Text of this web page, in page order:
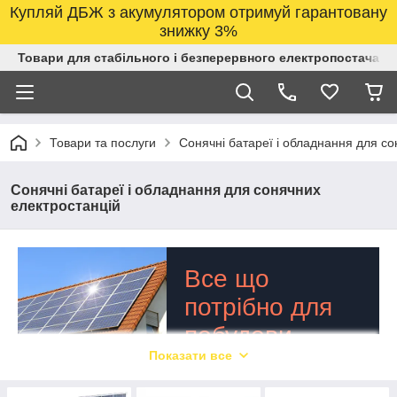
Купляй ДБЖ з акумулятором отримуй гарантовану
знижку 3%
Товари для стабільного і безперервного
Товари та послуги Сонячні батареї і обладнання для
Сонячні батареї і обладнання для сонячних
електростанцій
Все що
потрібно для
побудови
якісної
Показати все